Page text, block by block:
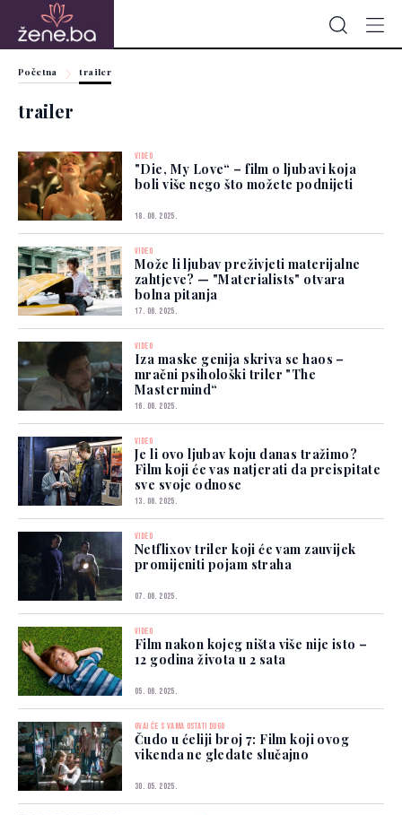
Početna trailer
trailer
VIDEO
"Die, My Love“ – film o ljubavi koja
boli više nego što možete podnijeti
18. 06. 2025.
VIDEO
Može li ljubav preživjeti materijalne
zahtjeve? — "Materialists" otvara
bolna pitanja
17. 06. 2025.
VIDEO
Iza maske genija skriva se haos –
mračni psihološki triler "The
Mastermind“
16. 06. 2025.
VIDEO
Je li ovo ljubav koju danas tražimo?
Film koji će vas natjerati da preispitate
sve svoje odnose
13. 06. 2025.
VIDEO
Netflixov triler koji će vam zauvijek
promijeniti pojam straha
07. 06. 2025.
VIDEO
Film nakon kojeg ništa više nije isto –
12 godina života u 2 sata
05. 06. 2025.
OVAJ ĆE S VAMA OSTATI DUGO
Čudo u ćeliji broj 7: Film koji ovog
vikenda ne gledate slučajno
30. 05. 2025.